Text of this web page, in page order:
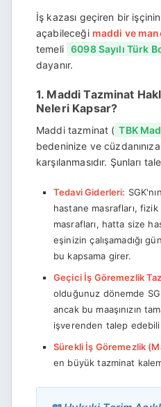
İş kazası geçiren bir
açabileceği maddi ve
temeli 6098 Sayılı Türk
dayanır.
1. Maddi Tazminat
Neleri Kapsar?
Maddi tazminat ( TBK
bedeninize ve
karşılanmasıdır. Şunları
Tedavi Giderleri:
hastane masrafları,
masrafları, hatta size
eşinizin çalışamadığı
bu kapsama girer.
Geçici İş Göremezlik
olduğunuz dönemde
ancak bu maaşınızın
işverenden talep
Sürekli İş Göremezlik
en büyük tazminat